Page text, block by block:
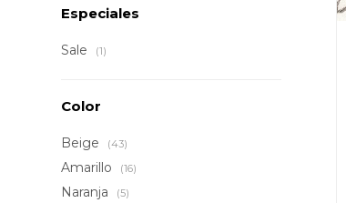
Especiales
Sale (1)
Color
Beige (43)
Amarillo (16)
Naranja (5)